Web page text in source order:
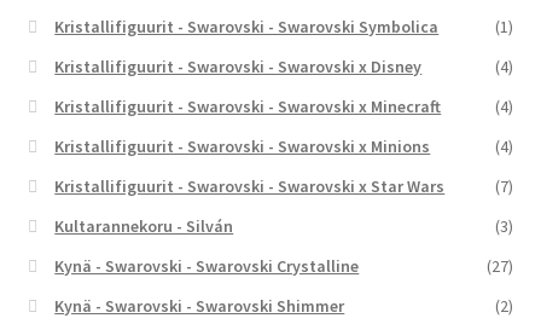
Kristallifiguurit - Swarovski - Swarovski Symbolica
(1)
Kristallifiguurit - Swarovski - Swarovski x Disney
(4)
Kristallifiguurit - Swarovski - Swarovski x Minecraft
(4)
Kristallifiguurit - Swarovski - Swarovski x Minions
(4)
Kristallifiguurit - Swarovski - Swarovski x Star Wars
(7)
Kultarannekoru - Silván
(3)
Kynä - Swarovski - Swarovski Crystalline
(27)
Kynä - Swarovski - Swarovski Shimmer
(2)